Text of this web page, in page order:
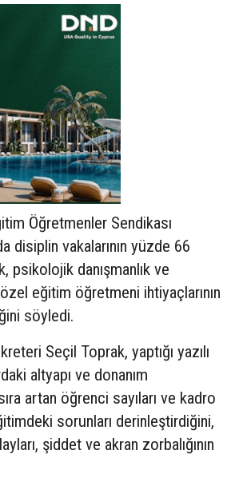
Öğretmenler Sendikası
disiplin vakalarının yüzde 66
psikolojik danışmanlık ve
eğitim öğretmeni ihtiyaçlarının
söyledi.
Seçil Toprak, yaptığı yazılı
altyapı ve donanım
artan öğrenci sayıları ve kadro
sorunları derinleştirdiğini,
şiddet ve akran zorbalığının